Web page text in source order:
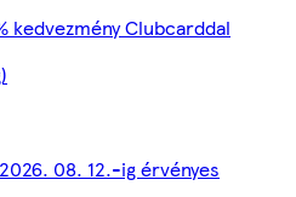
kedvezmény Clubcarddal
08. 12.-ig érvényes